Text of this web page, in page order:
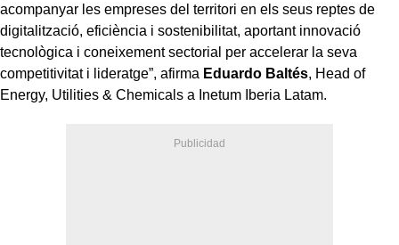
acompanyar les empreses del territori en els seus reptes de
digitalització, eficiència i sostenibilitat, aportant innovació
tecnològica i coneixement sectorial per accelerar la seva
competitivitat i lideratge”, afirma Eduardo Baltés, Head of
Energy, Utilities & Chemicals a Inetum Iberia Latam.